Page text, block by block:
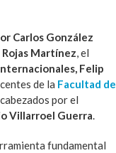
Carlos González
Martínez, el
Felip
de la Facultad de
por el
Villarroel Guerra.
fundamental